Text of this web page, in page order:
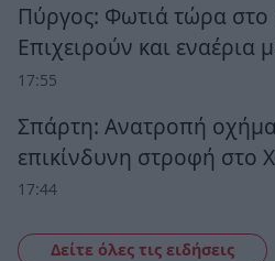
Πύργος: Φωτιά τώρα στο
Επιχειρούν και εναέρια
17:55
Σπάρτη: Ανατροπή
επικίνδυνη στροφή στο
17:44
Δείτε όλες τις ειδήσεις